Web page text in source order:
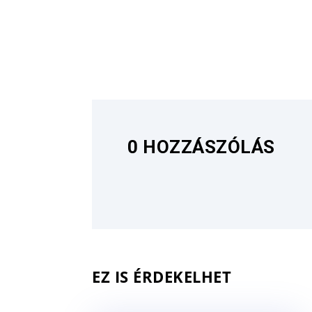
0 HOZZÁSZÓLÁS
EZ IS ÉRDEKELHET